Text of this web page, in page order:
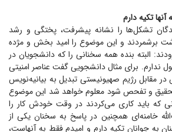
تکیه دارم
تشکل‌ها را نشانه پیشرفت، پختگی و رشد
برشمردند و این موضوع را امید بخش و مژده
البته بنده همه سخنانی را که دانشجویان در
ندارم. برای مثال دانشجویی گفت عناصر امنیتی
مقابل رژیم صهیونیستی تبدیل به بیانیه‌نویس
تحقیق و تفحص شود معلوم خواهد شد این موضوع
باید کاری می‌کردند در وقت خودش کار را
خامنه‌ای همچنین در پاسخ به سخنان یکی از
به جوانان تکیه دارم و امیدم فقط به آنهاست،